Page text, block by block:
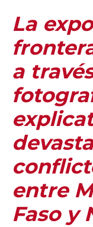
La
a
entre
Faso y